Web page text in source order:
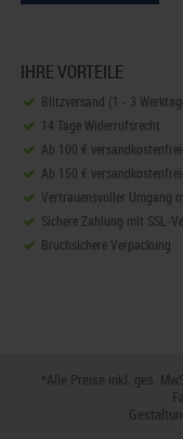
IHRE VORTEILE
Blitzversand (1 - 3
14 Tage Widerrufsrecht
Ab 100 €
Ab 150 €
Vertrauensvoller Umgang
Sichere Zahlung mit SSL-
Bruchsichere Verpackung
*Alle Preise inkl. ges.